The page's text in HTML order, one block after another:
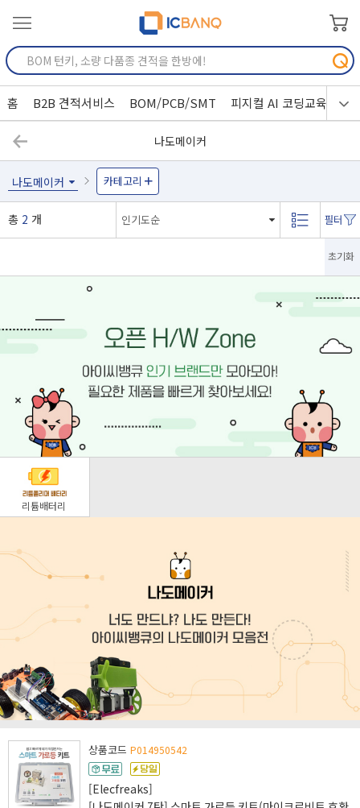
홈 B2B 견적서비스 BOM/PCB/SMT 피지컬 AI 코딩교육
나도메이커
나도메이커 카테고리
총 2 개
초기화
리튬배터리
상품코드 P014950542
[Elecfreaks]